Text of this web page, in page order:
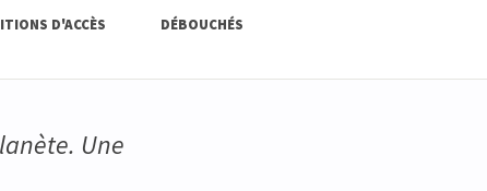
D'ACCÈS DÉBOUCHÉS
Une